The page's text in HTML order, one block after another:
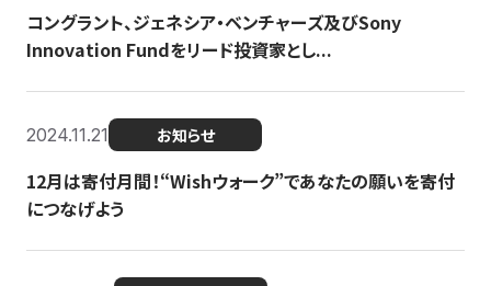
コングラント、ジェネシア・ベンチャーズ及びSony
Innovation Fundをリード投資家とし...
2024.11.21 お知らせ
12月は寄付月間！“Wishウォーク”であなたの願いを寄付
につなげよう